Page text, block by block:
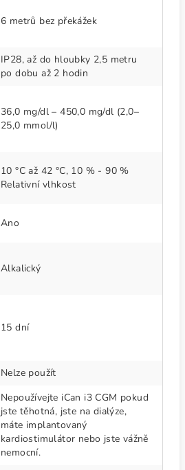
6 metrů bez překážek
IP28, až do hloubky 2,5 metru
po dobu až 2 hodin
36,0 mg/dl – 450,0 mg/dl (2,0–
25,0 mmol/l)
10 °C až 42 °C, 10 % - 90 %
Relativní vlhkost
Ano
Alkalický
15 dní
Nelze použít
Nepoužívejte iCan i3 CGM pokud
jste těhotná, jste na dialýze,
máte implantovaný
kardiostimulátor nebo jste vážně
nemocní.